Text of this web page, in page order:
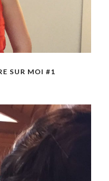
SUR MOI #1